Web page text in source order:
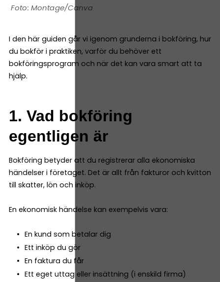
Montage/Canva
I den här guiden går vi igenom grunderna i bokföring, hur
du bokför i praktiken, varför du behöver ett
bokföringsprogram och när det kan vara smart att ta
hjälp.
1. Vad bokföring
egentligen är
Bokföring betyder att du registrerar alla ekonomiska
händelser i företaget. Det är allt från fakturor och kvitton
till skatter, lön och inköp.
En ekonomisk händelse kan exempelvis vara:
En kund som betalar dig
Ett inköp du gör
En faktura du får
Ett eget uttag eller insättning (i enskild firma)